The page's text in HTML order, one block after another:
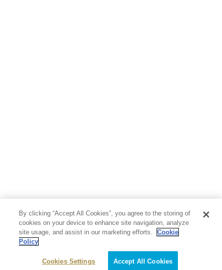
By clicking “Accept All Cookies”, you agree to the storing of
cookies on your device to enhance site navigation, analyze
site usage, and assist in our marketing efforts.
Cookie
Policy
Cookies Settings Accept All Cookies